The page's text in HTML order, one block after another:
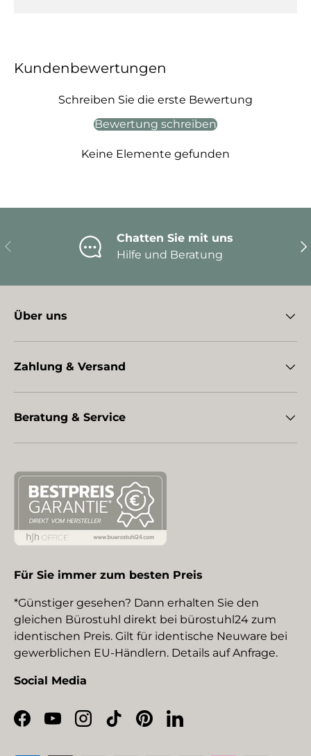
Kundenbewertungen
Schreiben Sie die erste Bewertung
Bewertung schreiben
Keine Elemente gefunden
Vorherige
Chatten Sie mit uns
Hilfe und Beratung
Über uns
Zahlung & Versand
Beratung & Service
Für Sie immer zum besten Preis
*Günstiger gesehen? Dann erhalten Sie den
gleichen Bürostuhl direkt bei bürostuhl24 zum
identischen Preis. Gilt für identische Neuware bei
gewerblichen EU-Händlern. Details auf Anfrage.
Social Media
Facebook
YouTubeInstagram
TikTokPinterestLinkedIn